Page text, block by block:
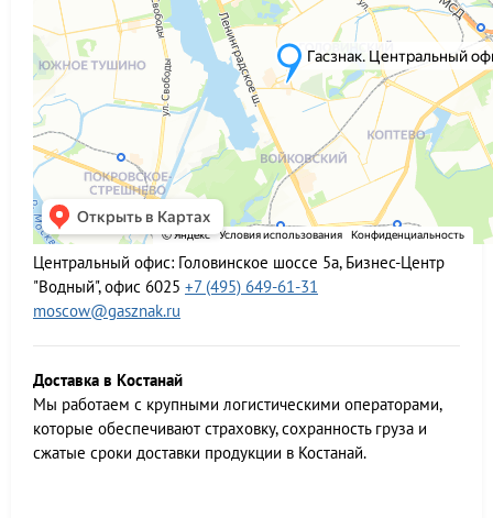
Центральный офис: Головинское шоссе 5а, Бизнес-Центр
"Водный", офис 6025 +7 (495) 649-61-31
moscow@gasznak.ru
Доставка в Костанай
Мы работаем c крупными логистическими операторами,
которые обеспечивают страховку, сохранность груза и
сжатые сроки доставки продукции в Костанай.